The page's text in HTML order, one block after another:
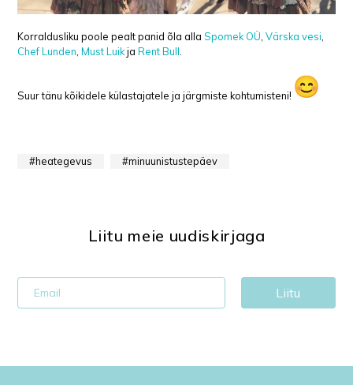
Korraldusliku poole pealt panid õla allaSpomek OÜ ,Värska vesi
Chef Lunden ,Must LuikjaRent Bull
Suur tänu kõikidele külastajatele ja järgmiste kohtumisteni!
heategevus minuunistustepäev
Liitu meie uudiskirjaga
Liitu